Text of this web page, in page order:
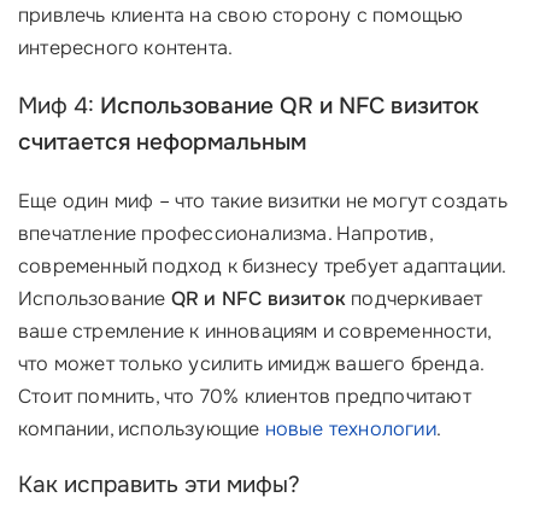
привлечь клиента на свою сторону с помощью
интересного контента.
Миф 4: Использование QR и NFC визиток
считается неформальным
Еще один миф – что такие визитки не могут создать
впечатление профессионализма. Напротив,
современный подход к бизнесу требует адаптации.
Использование QR и NFC визиток подчеркивает
ваше стремление к инновациям и современности,
что может только усилить имидж вашего бренда.
Стоит помнить, что 70% клиентов предпочитают
компании, использующие новые технологии.
Как исправить эти мифы?